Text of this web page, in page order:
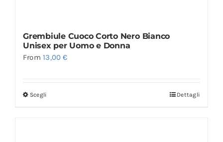
Grembiule Cuoco Corto Nero Bianco
Unisex per Uomo e Donna
From13,00€
Scegli Dettagli